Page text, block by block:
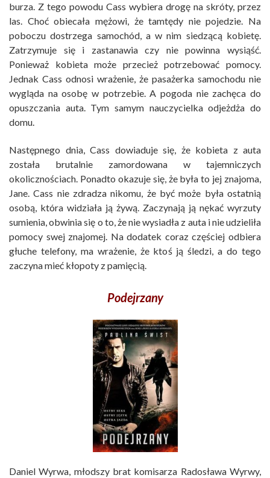
burza. Z tego powodu Cass wybiera drogę na skróty, przez
las. Choć obiecała mężowi, że tamtędy nie pojedzie. Na
poboczu dostrzega samochód, a w nim siedzącą kobietę.
Zatrzymuje się i zastanawia czy nie powinna wysiąść.
Ponieważ kobieta może przecież potrzebować pomocy.
Jednak Cass odnosi wrażenie, że pasażerka samochodu nie
wygląda na osobę w potrzebie. A pogoda nie zachęca do
opuszczania auta. Tym samym nauczycielka odjeżdża do
domu.
Następnego dnia, Cass dowiaduje się, że kobieta z auta
została brutalnie zamordowana w tajemniczych
okolicznościach. Ponadto okazuje się, że była to jej znajoma,
Jane. Cass nie zdradza nikomu, że być może była ostatnią
osobą, która widziała ją żywą. Zaczynają ją nękać wyrzuty
sumienia, obwinia się o to, że nie wysiadła z auta i nie udzieliła
pomocy swej znajomej. Na dodatek coraz częściej odbiera
głuche telefony, ma wrażenie, że ktoś ją śledzi, a do tego
zaczyna mieć kłopoty z pamięcią.
Podejrzany
Daniel Wyrwa, młodszy brat komisarza Radosława Wyrwy,